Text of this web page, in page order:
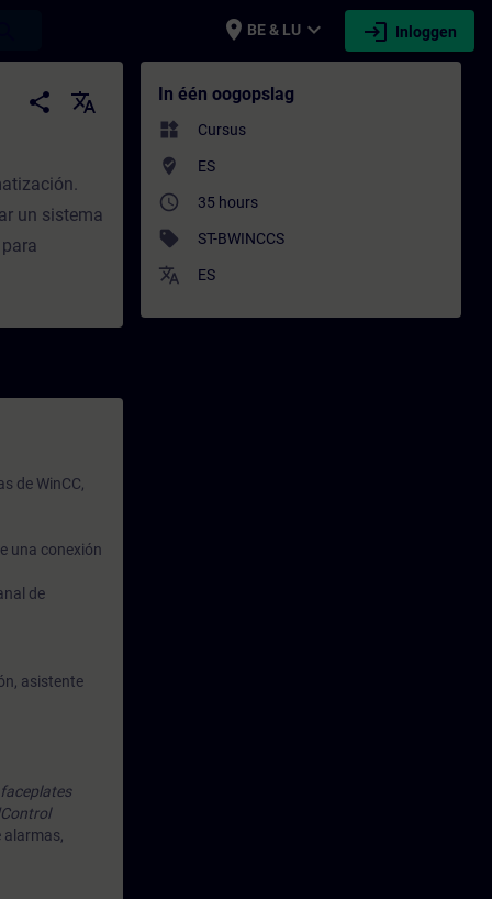
place BE & LU expand_more login Inloggen
share
translate
un sistema
de WinCC,
una conexión
de
asistente
faceplates
alarmas,
In één oogopslag
widgets Cursus
where_to_vote ES
access_time 35 hours
sell ST-BWINCCS
translate ES